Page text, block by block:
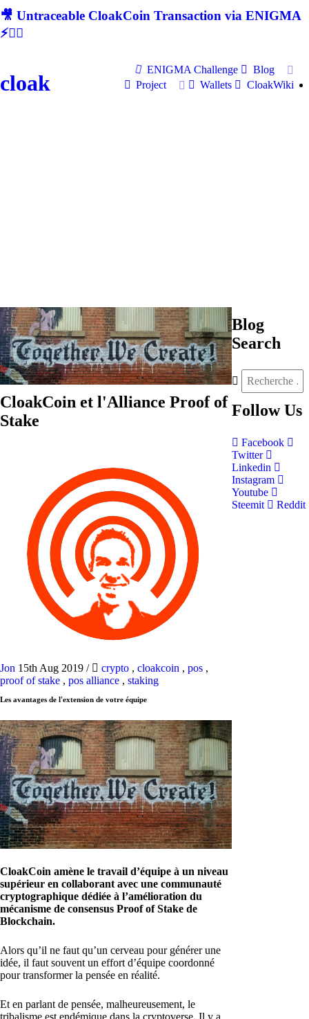
🎥 Untraceable CloakCoin Transaction via ENIGMA
⚡🕵‍♂
cloak
ENIGMA Challenge
Blog
Project
Wallets CloakWiki
CloakCoin et l'Alliance Proof of
Stake
Jon 15th Aug 2019 / crypto , cloakcoin , pos ,
proof of stake , pos alliance , staking
Les avantages de l'extension de votre équipe
CloakCoin amène le travail d’équipe à un niveau
supérieur en collaborant avec une communauté
cryptographique dédiée à l’amélioration du
mécanisme de consensus Proof of Stake de
Blockchain.
Alors qu’il ne faut qu’un cerveau pour générer une
idée, il faut souvent un effort d’équipe coordonné
pour transformer la pensée en réalité.
Et en parlant de pensée, malheureusement, le
tribalisme est endémique dans la cryptoverse. Il y a
Blog
Search
Follow Us
Facebook
Twitter
Linkedin
Instagram
Youtube
Steemit
Reddit